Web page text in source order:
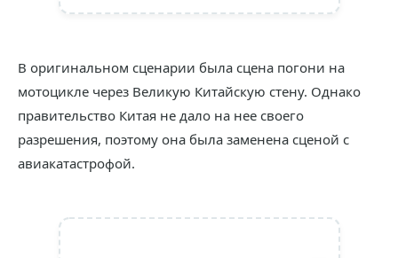
В оригинальном сценарии была сцена погони на
мотоцикле через Великую Китайскую стену. Однако
правительство Китая не дало на нее своего
разрешения, поэтому она была заменена сценой с
авиакатастрофой.